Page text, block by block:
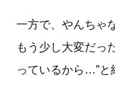
一方で、やんちゃ
もう少し大変だっ
っているから…”と